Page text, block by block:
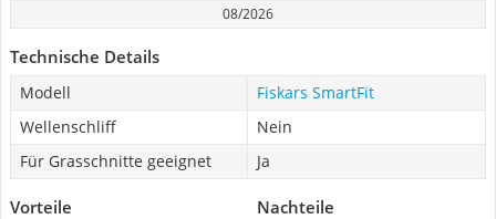
08/2026
Technische Details
Modell
Fiskars SmartFit
Wellenschliff
Nein
Für Grasschnitte geeignet
Ja
Vorteile Nachteile